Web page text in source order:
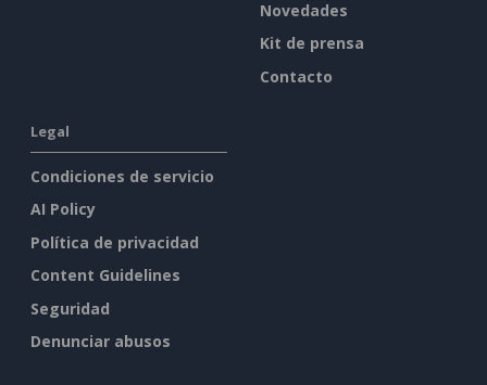
Novedades
Kit de prensa
Contacto
Legal
Condiciones de servicio
AI Policy
Política de privacidad
Content Guidelines
Seguridad
Denunciar abusos